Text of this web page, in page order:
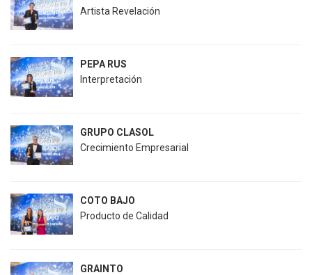
Artista Revelación
PEPA RUS
Interpretación
GRUPO CLASOL
Crecimiento Empresarial
COTO BAJO
Producto de Calidad
GRAINTO